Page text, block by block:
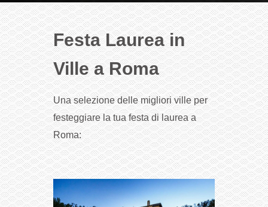
Festa Laurea in
Ville a Roma
Una selezione delle migliori ville per
festeggiare la tua festa di laurea a
Roma: